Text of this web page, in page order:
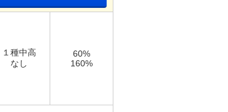
１種中高
なし
60%
160%